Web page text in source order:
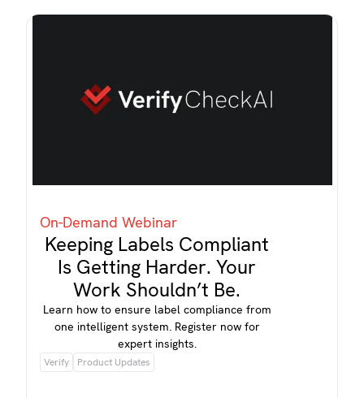
On-Demand Webinar
Keeping Labels Compliant
Is Getting Harder. Your
Work Shouldn’t Be.
Learn how to ensure label compliance from
one intelligent system. Register now for
expert insights.
Verify Product Updates